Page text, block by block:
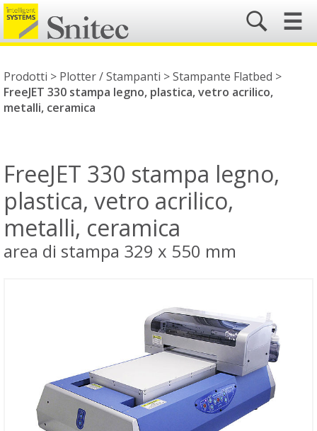
☰
Prodotti > Plotter / Stampanti >Stampante Flatbed >
FreeJET 330 stampa legno, plastica, vetro acrilico,
metalli, ceramica
FreeJET 330 stampa legno,
plastica, vetro acrilico,
metalli, ceramica
area di stampa 329 x 550 mm